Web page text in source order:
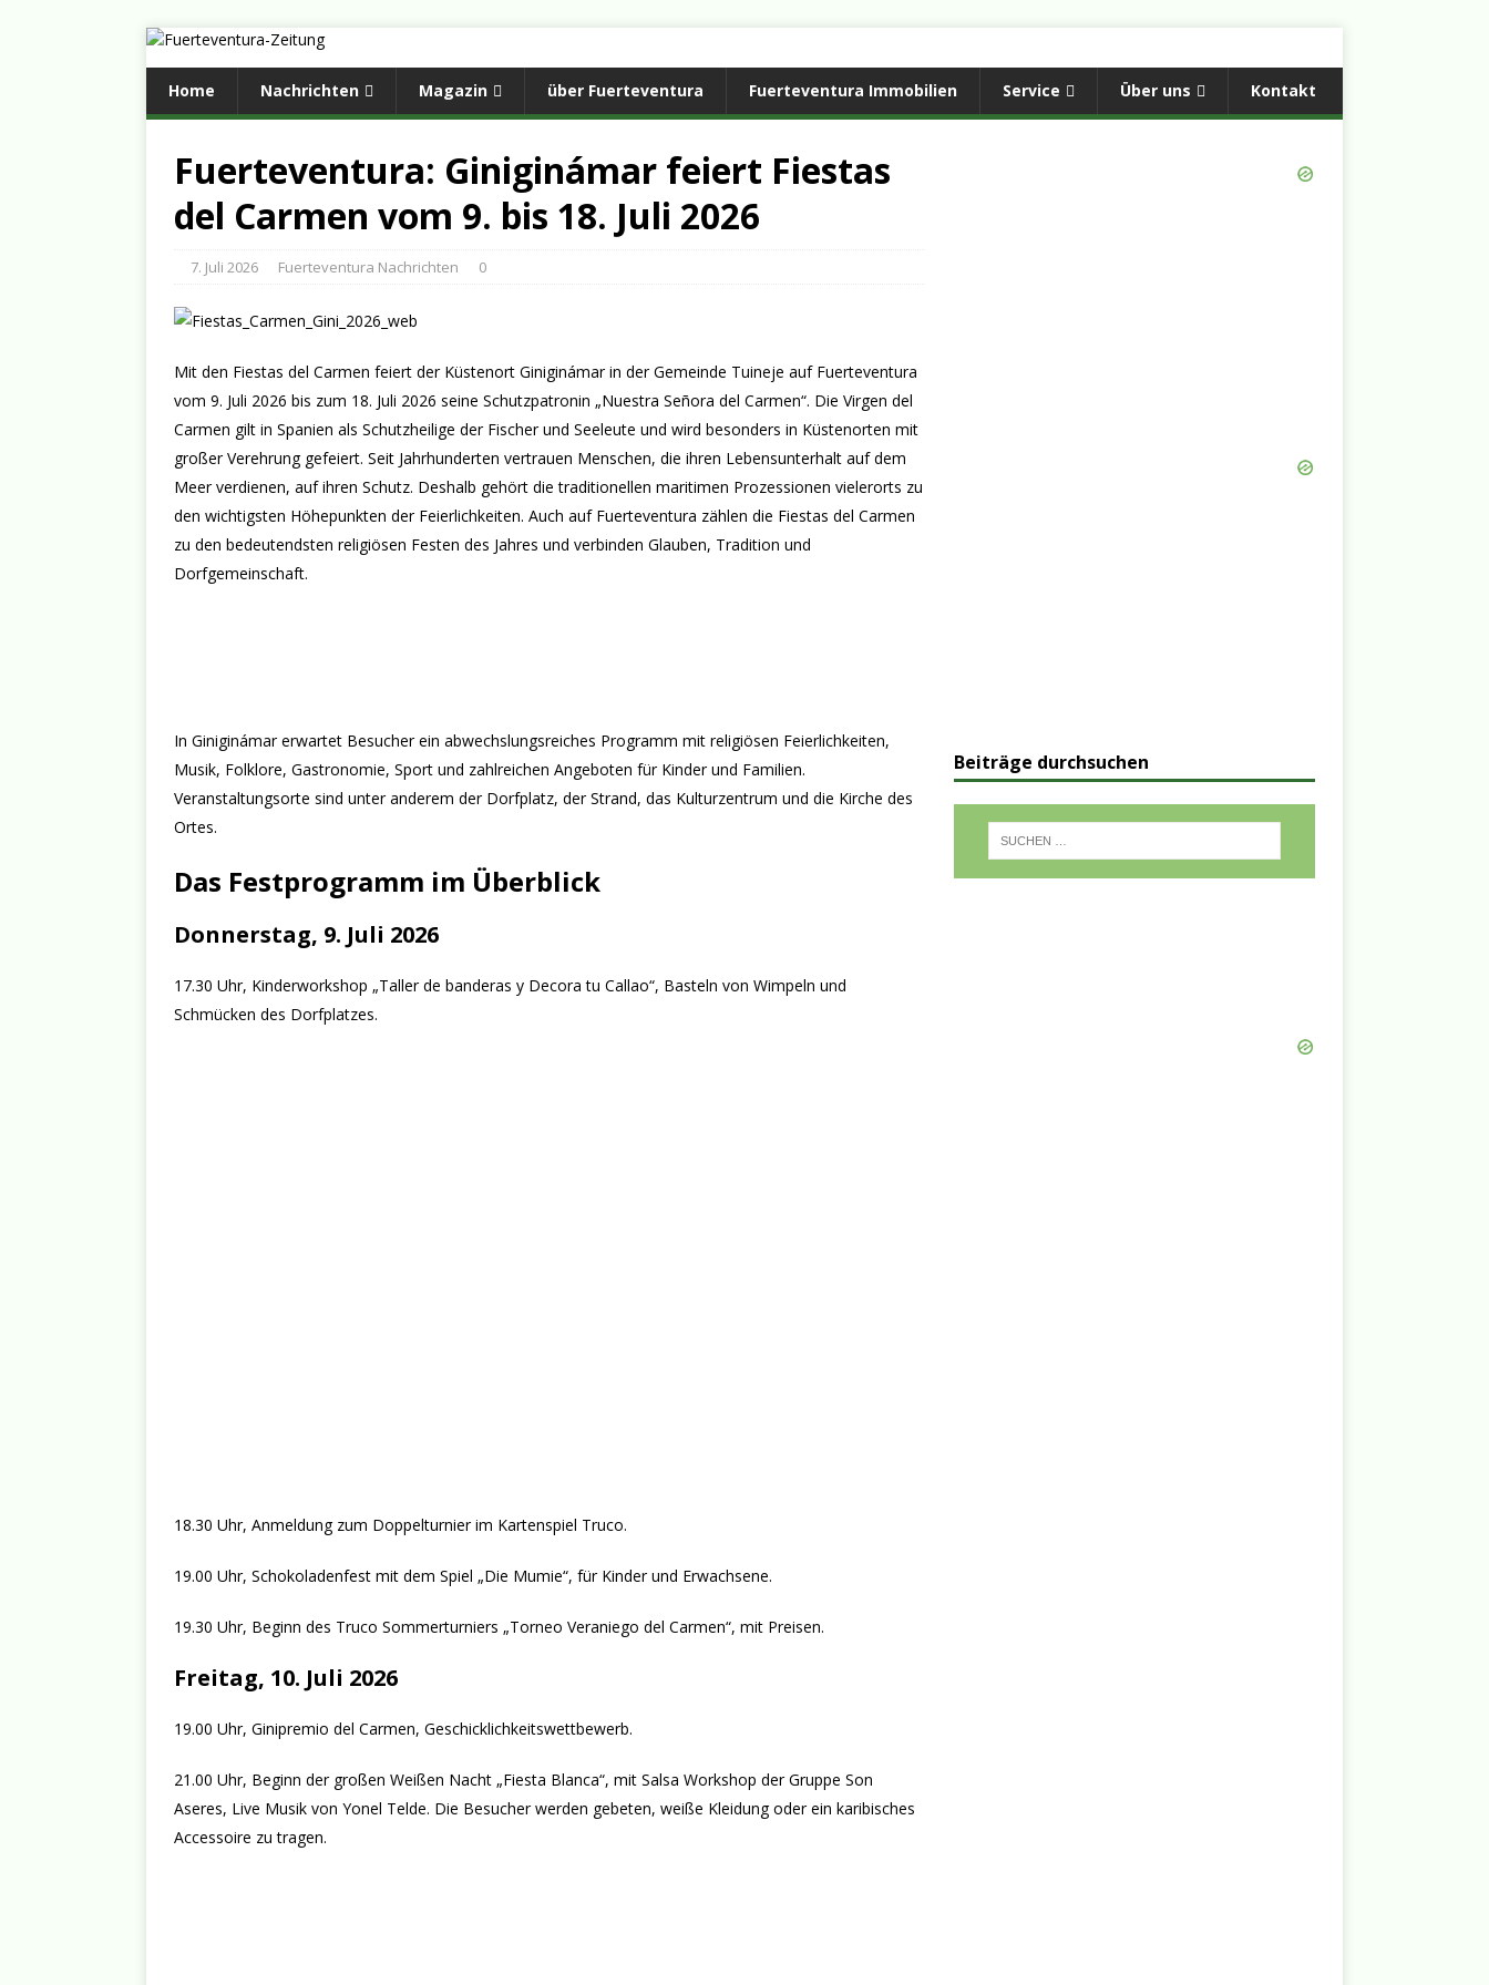
Home Nachrichten Magazin über Fuerteventura Fuerteventura Immobilien Service Über uns Kontakt
Fuerteventura: Giniginámar feiert Fiestas
del Carmen vom 9. bis 18. Juli 2026
7. Juli 2026 Fuerteventura Nachrichten 0
Mit den Fiestas del Carmen feiert der Küstenort Giniginámar in der Gemeinde Tuineje auf Fuerteventura
vom 9. Juli 2026 bis zum 18. Juli 2026 seine Schutzpatronin „Nuestra Señora del Carmen“. Die Virgen del
Carmen gilt in Spanien als Schutzheilige der Fischer und Seeleute und wird besonders in Küstenorten mit
großer Verehrung gefeiert. Seit Jahrhunderten vertrauen Menschen, die ihren Lebensunterhalt auf dem
Meer verdienen, auf ihren Schutz. Deshalb gehört die traditionellen maritimen Prozessionen vielerorts zu
den wichtigsten Höhepunkten der Feierlichkeiten. Auch auf Fuerteventura zählen die Fiestas del Carmen
zu den bedeutendsten religiösen Festen des Jahres und verbinden Glauben, Tradition und
Dorfgemeinschaft.
In Giniginámar erwartet Besucher ein abwechslungsreiches Programm mit religiösen Feierlichkeiten,
Musik, Folklore, Gastronomie, Sport und zahlreichen Angeboten für Kinder und Familien.
Veranstaltungsorte sind unter anderem der Dorfplatz, der Strand, das Kulturzentrum und die Kirche des
Ortes.
Das Festprogramm im Überblick
Donnerstag, 9. Juli 2026
17.30 Uhr, Kinderworkshop „Taller de banderas y Decora tu Callao“, Basteln von Wimpeln und
Schmücken des Dorfplatzes.
18.30 Uhr, Anmeldung zum Doppelturnier im Kartenspiel Truco.
19.00 Uhr, Schokoladenfest mit dem Spiel „Die Mumie“, für Kinder und Erwachsene.
19.30 Uhr, Beginn des Truco Sommerturniers „Torneo Veraniego del Carmen“, mit Preisen.
Freitag, 10. Juli 2026
19.00 Uhr, Ginipremio del Carmen, Geschicklichkeitswettbewerb.
21.00 Uhr, Beginn der großen Weißen Nacht „Fiesta Blanca“, mit Salsa Workshop der Gruppe Son
Aseres, Live Musik von Yonel Telde. Die Besucher werden gebeten, weiße Kleidung oder ein karibisches
Accessoire zu tragen.
Beiträge durchsuchen